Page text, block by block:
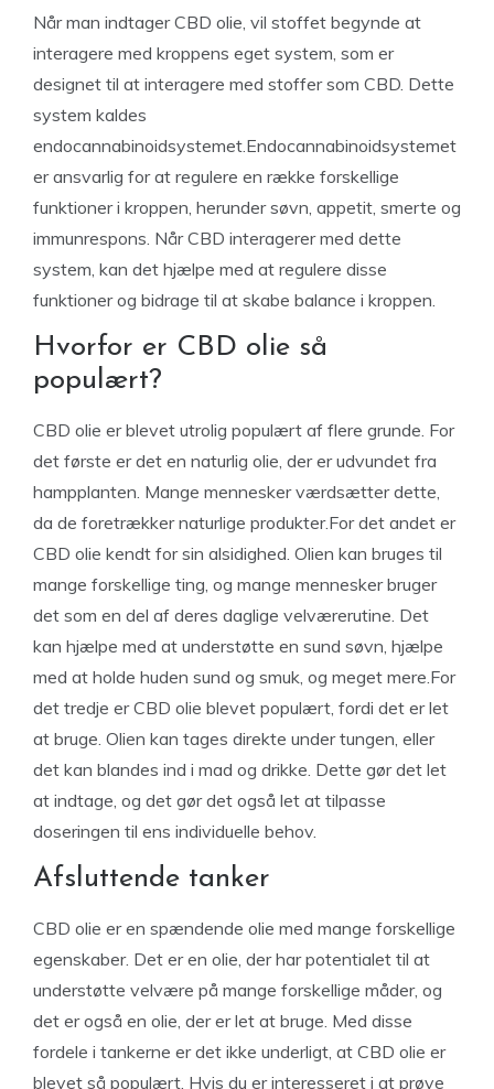
Når man indtager CBD olie, vil stoffet begynde at
interagere med kroppens eget system, som er
designet til at interagere med stoffer som CBD. Dette
system kaldes
endocannabinoidsystemet.Endocannabinoidsystemet
er ansvarlig for at regulere en række forskellige
funktioner i kroppen, herunder søvn, appetit, smerte og
immunrespons. Når CBD interagerer med dette
system, kan det hjælpe med at regulere disse
funktioner og bidrage til at skabe balance i kroppen.
Hvorfor er CBD olie så
populært?
CBD olie er blevet utrolig populært af flere grunde. For
det første er det en naturlig olie, der er udvundet fra
hampplanten. Mange mennesker værdsætter dette,
da de foretrækker naturlige produkter.For det andet er
CBD olie kendt for sin alsidighed. Olien kan bruges til
mange forskellige ting, og mange mennesker bruger
det som en del af deres daglige velværerutine. Det
kan hjælpe med at understøtte en sund søvn, hjælpe
med at holde huden sund og smuk, og meget mere.For
det tredje er CBD olie blevet populært, fordi det er let
at bruge. Olien kan tages direkte under tungen, eller
det kan blandes ind i mad og drikke. Dette gør det let
at indtage, og det gør det også let at tilpasse
doseringen til ens individuelle behov.
Afsluttende tanker
CBD olie er en spændende olie med mange forskellige
egenskaber. Det er en olie, der har potentialet til at
understøtte velvære på mange forskellige måder, og
det er også en olie, der er let at bruge. Med disse
fordele i tankerne er det ikke underligt, at CBD olie er
blevet så populært. Hvis du er interesseret i at prøve